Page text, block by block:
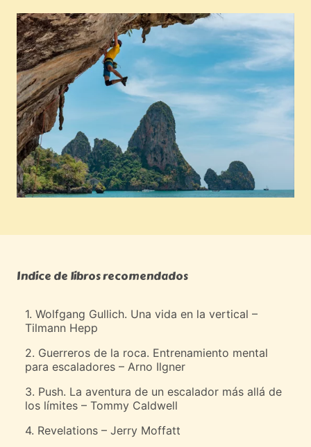
Indice de libros recomendados
1. Wolfgang Gullich. Una vida en la vertical –
Tilmann Hepp
2. Guerreros de la roca. Entrenamiento mental
para escaladores – Arno Ilgner
3. Push. La aventura de un escalador más allá de
los límites – Tommy Caldwell
4. Revelations – Jerry Moffatt